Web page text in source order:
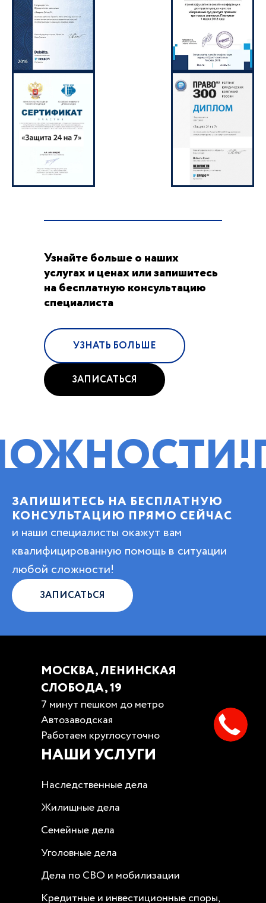
Узнайте больше о наших
услугах и ценах или запишитесь
на бесплатную консультацию
специалиста
УЗНАТЬ БОЛЬШЕ
ЗАПИСАТЬСЯ
ЗАПИШИТЕСЬ НА БЕСПЛАТНУЮ
КОНСУЛЬТАЦИЮ ПРЯМО СЕЙЧАС
и наши специалисты окажут вам
квалифицированную помощь в ситуации
любой сложности!
ЗАПИСАТЬСЯ
МОСКВА, ЛЕНИНСКАЯ
СЛОБОДА, 19
7 минут пешком до метро
Автозаводская
Работаем круглосуточно
НАШИ УСЛУГИ
Наследственные дела
Жилищные дела
Семейные дела
Уголовные дела
Дела по СВО и мобилизации
Кредитные и инвестиционные споры,